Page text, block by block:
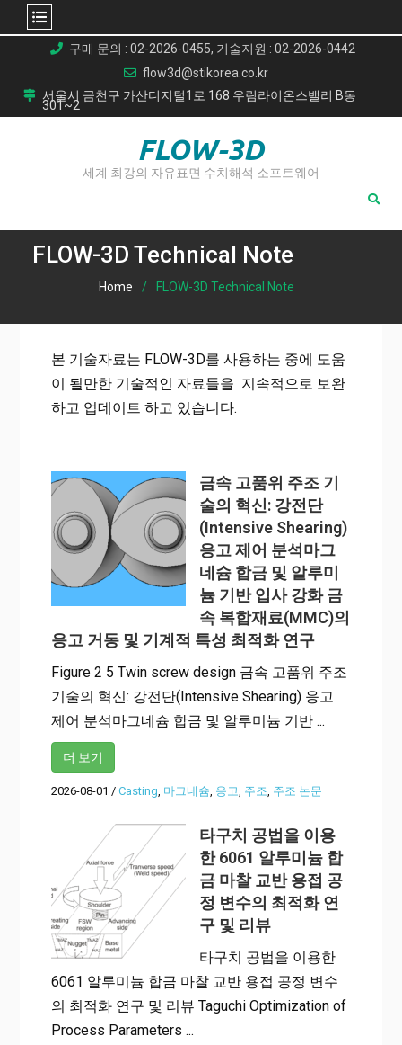
content
구매 문의 : 02-2026-0455, 기술지원 : 02-2026-0442
flow3d@stikorea.co.kr
서울시 금천구 가산디지털1로 168 우림라이온스밸리 B동
301~2
FLOW-3D
세계 최강의 자유표면 수치해석 소프트웨어
FLOW-3D Technical Note
Home FLOW-3D Technical Note
본 기술자료는 FLOW-3D를 사용하는 중에 도움
이 될만한 기술적인 자료들을 지속적으로 보완
하고 업데이트 하고 있습니다.
금속 고품위 주조 기
술의 혁신: 강전단
(Intensive Shearing)
응고 제어 분석마그
네슘 합금 및 알루미
늄 기반 입사 강화 금
속 복합재료(MMC)의
응고 거동 및 기계적 특성 최적화 연구
Figure 2 5 Twin screw design 금속 고품위 주조
기술의 혁신: 강전단(Intensive Shearing) 응고
제어 분석마그네슘 합금 및 알루미늄 기반 ...
더 보기
2026-08-01 / Casting, 마그네슘, 응고, 주조, 주조 논문
타구치 공법을 이용
한 6061 알루미늄 합
금 마찰 교반 용접 공
정 변수의 최적화 연
구 및 리뷰
타구치 공법을 이용한
6061 알루미늄 합금 마찰 교반 용접 공정 변수
의 최적화 연구 및 리뷰 Taguchi Optimization of
Process Parameters ...